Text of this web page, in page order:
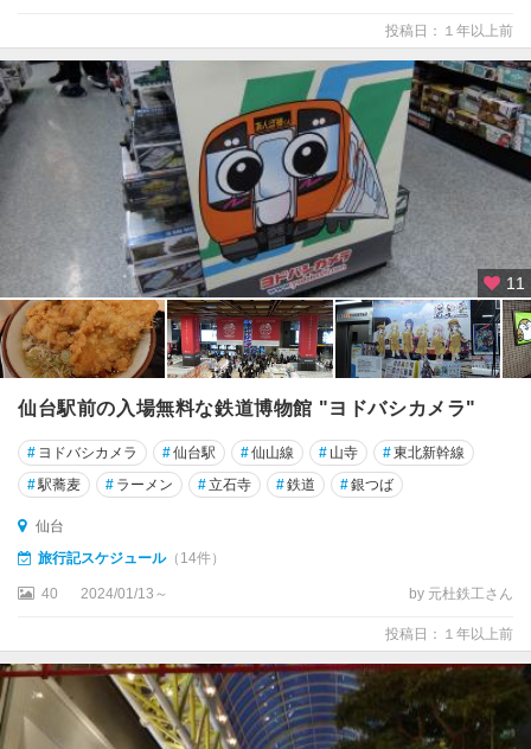
投稿日：１年以上前
11
仙台駅前の入場無料な鉄道博物館 "ヨドバシカメラ"
# ヨドバシカメラ #仙台駅 #仙山線 # 山寺 #東北新幹線
#駅蕎麦 # ラーメン #立石寺 #鉄道 #銀つば
仙台
旅行記スケジュール（14件）
40 2024/01/13～ by 元杜鉄工さん
投稿日：１年以上前